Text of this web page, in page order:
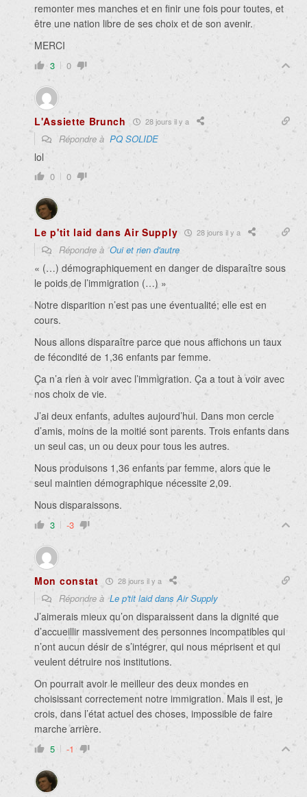
remonter mes manches et en finir une fois pour toutes, et
être une nation libre de ses choix et de son avenir.
MERCI
3 0
L'Assiette Brunch 28 jours il y a
Répondre à PQ SOLIDE
lol
0 0
Le p'tit laid dans Air Supply 28 jours il y a
Répondre àOui et rien d'autre
« (…) démographiquement en danger de disparaître sous
le poids de l’immigration (…) »
Notre disparition n’est pas une éventualité; elle est en
cours.
Nous allons disparaître parce que nous affichons un taux
de fécondité de 1,36 enfants par femme.
Ça n’a rien à voir avec l’immigration. Ça a tout à voir avec
nos choix de vie.
J’ai deux enfants, adultes aujourd’hui. Dans mon cercle
d’amis, moins de la moitié sont parents. Trois enfants dans
un seul cas, un ou deux pour tous les autres.
Nous produisons 1,36 enfants par femme, alors que le
seul maintien démographique nécessite 2,09.
Nous disparaissons.
3 -3
Mon constat 28 jours il y a
Répondre àLe p'tit laid dans Air Supply
J’aimerais mieux qu’on disparaissent dans la dignité que
d’accueillir massivement des personnes incompatibles qui
n’ont aucun désir de s’intégrer, qui nous méprisent et qui
veulent détruire nos institutions.
On pourrait avoir le meilleur des deux mondes en
choisissant correctement notre immigration. Mais il est, je
crois, dans l’état actuel des choses, impossible de faire
marche arrière.
5 -1